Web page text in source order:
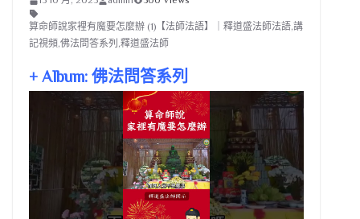
算命師說家裡有魔要怎麼辦 (1)【法師法語】｜釋道盛法師法語,講
記視頻,佛法問答系列,釋道盛法師
+ Album: 佛法問答系列